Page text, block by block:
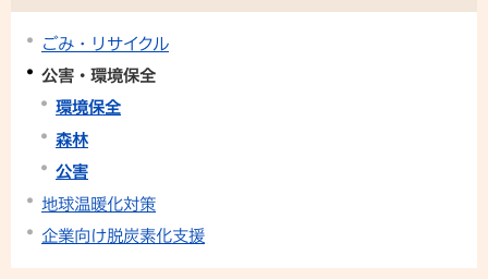
ごみ・リサイクル
公害・環境保全
環境保全
森林
公害
地球温暖化対策
企業向け脱炭素化支援